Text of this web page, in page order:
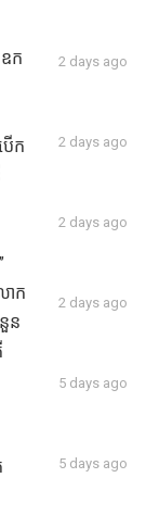
ឧក
ើក
ោក
ន
2 days ago
2 days ago
2 days ago
2 days ago
5 days ago
5 days ago